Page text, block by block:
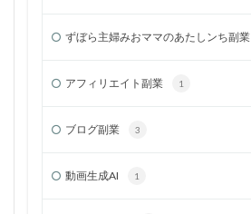
ずぼら主婦みおママのあたしンち副業
アフィリエイト副業 1
ブログ副業 3
動画生成AI 1